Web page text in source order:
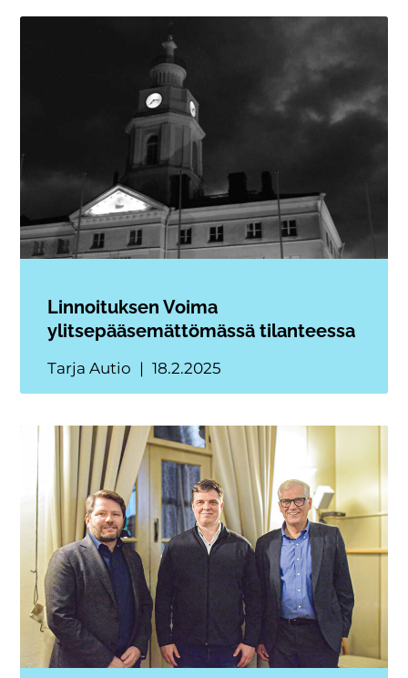
Linnoituksen Voima
ylitsepääsemättömässä tilanteessa
Tarja Autio 18.2.2025